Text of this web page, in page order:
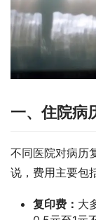
一、住院病
不同医院对病历
说，费用主要包
复印费： 大